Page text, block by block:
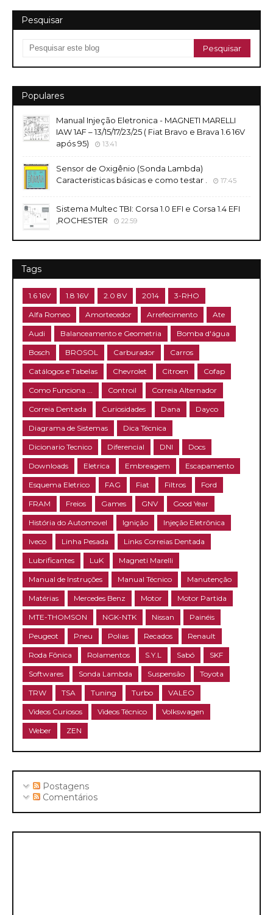
Pesquisar
Populares
Manual Injeção Eletronica - MAGNETI MARELLI
IAW 1AF – 13/15/17/23/25 ( Fiat Bravo e Brava 1.6 16V
após 95)
13:41
Sensor de Oxigênio (Sonda Lambda)
Caracteristicas básicas e como testar .
17:45
Sistema Multec TBI: Corsa 1.0 EFI e Corsa 1.4 EFI
,ROCHESTER
22:59
Tags
1.6 16V 1.8 16V 2.0 8V 2014 3-RHO
Alfa Romeo Amortecedor Arrefecimento Ate
Audi Balanceamento e Geometria Bomba d'água
Bosch BROSOL Carburador Carros
Catálogos e Tabelas Chevrolet Citroen Cofap
Como Funciona ... Controil Correia Alternador
Correia Dentada Curiosidades Dana Dayco
Diagrama de Sistemas Dica Técnica
Dicionario Tecnico Diferencial DNI Docs
Downloads Eletrica Embreagem Escapamento
Esquema Eletrico FAG Fiat Filtros Ford
FRAM Freios Games GNV Good Year
História do Automovel Ignição Injeção Eletrônica
Iveco Linha Pesada Links Correias Dentada
Lubrificantes LuK Magneti Marelli
Manual de Instruções Manual Técnico Manutenção
Matérias Mercedes Benz Motor Motor Partida
MTE-THOMSON NGK-NTK Nissan Painéis
Peugeot Pneu Polias Recados Renault
Roda Fônica Rolamentos S.Y.L Sabó SKF
Softwares Sonda Lambda Suspensão Toyota
TRW TSA Tuning Turbo VALEO
Videos Curiosos Videos Técnico Volkswagen
Weber ZEN
Postagens
Comentários